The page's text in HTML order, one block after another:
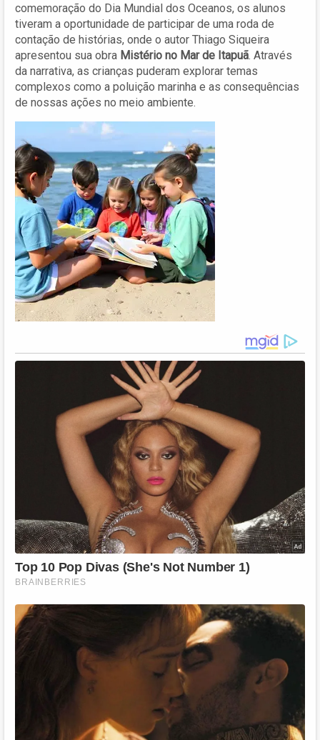
comemoração do Dia Mundial dos Oceanos, os alunos
tiveram a oportunidade de participar de uma roda de
contação de histórias, onde o autor Thiago Siqueira
apresentou sua obra Mistério no Mar de Itapuã. Através
da narrativa, as crianças puderam explorar temas
complexos como a poluição marinha e as consequências
de nossas ações no meio ambiente.